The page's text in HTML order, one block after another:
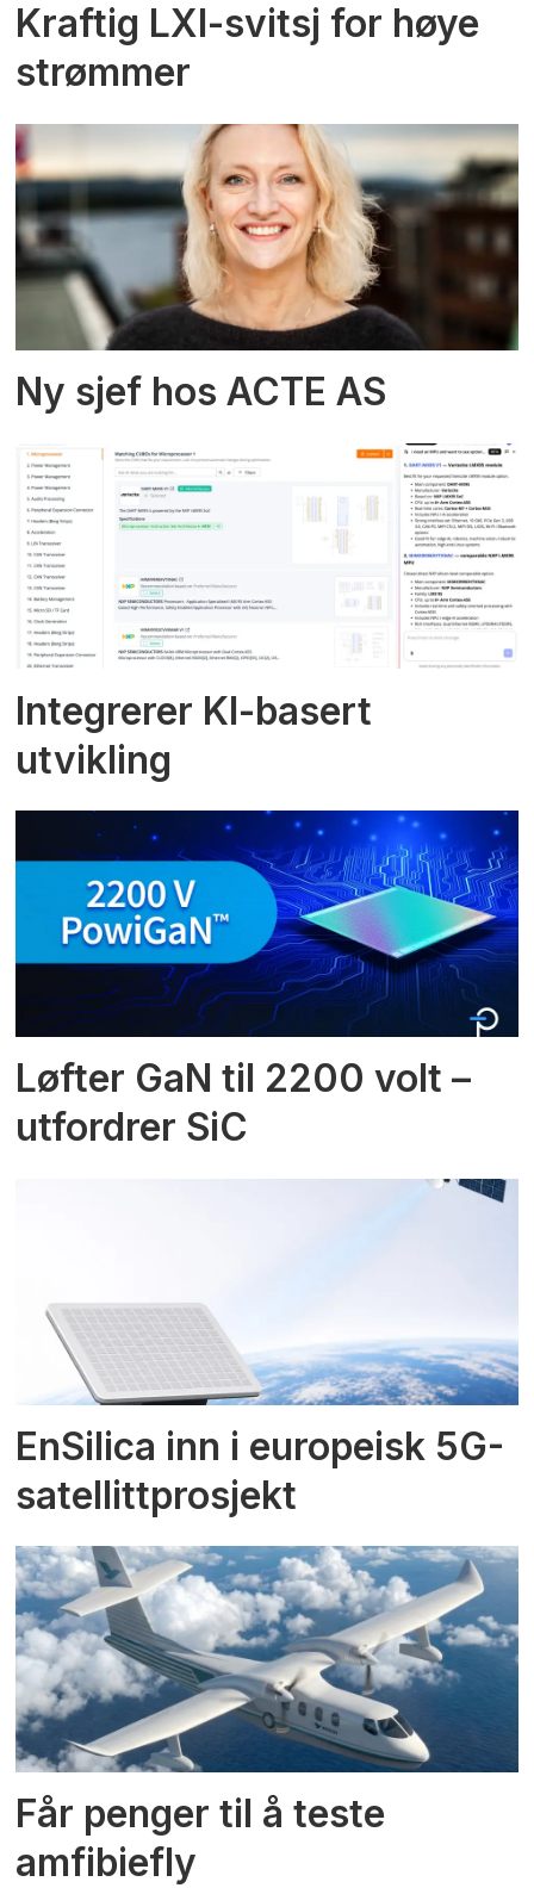
Kraftig LXI-svitsj for høye
strømmer
Ny sjef hos ACTE AS
Integrerer KI-basert
utvikling
Løfter GaN til 2200 volt –
utfordrer SiC
EnSilica inn i europeisk 5G-
satellittprosjekt
Får penger til å teste
amfibiefly